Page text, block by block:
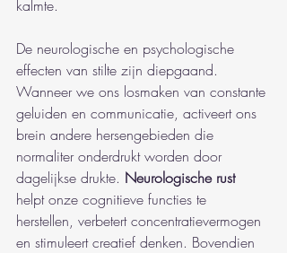
kalmte.
De neurologische en psychologische
effecten van stilte zijn diepgaand.
Wanneer we ons losmaken van constante
geluiden en communicatie, activeert ons
brein andere hersengebieden die
normaliter onderdrukt worden door
dagelijkse drukte. Neurologische rust
helpt onze cognitieve functies te
herstellen, verbetert concentratievermogen
en stimuleert creatief denken. Bovendien